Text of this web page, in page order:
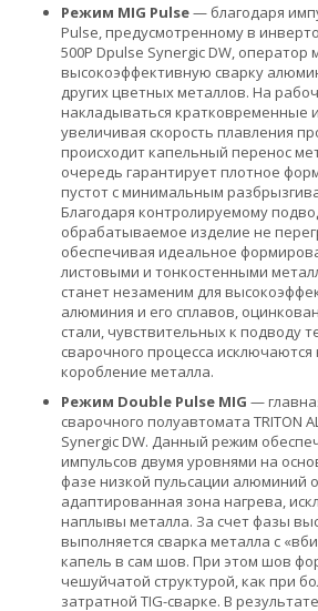
Режим MIG Pulse— благодаря
Pulse, предусмотренному в
500P Dpulse Synergic DW, оператор
высокоэффективную сварку
других цветных металлов. На
накладываться кратковременные
увеличивая скорость плавления
происходит капельный перенос
очередь гарантирует плотное
пустот с минимальным
Благодаря контролируемому
обрабатываемое изделие не
обеспечивая идеальное
листовыми и тонкостенными
станет незаменим для
алюминия и его сплавов,
стали, чувствительных к подводу
сварочного процесса
коробление металла.
Режим Double Pulse MIG —
сварочного полуавтомата TRITON
Synergic DW. Данный режим
импульсов двумя уровнями на
фазе низкой пульсации алюминий
адаптированная зона нагрева,
наплывы металла. За счет фазы
выполняется сварка металла с
капель в сам шов. При этом шов
чешуйчатой структурой, как при
затратной TIG­-сварке. В